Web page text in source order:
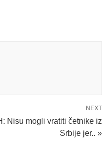
NEXT
Nisu mogli vratiti četnike iz
Srbije jer.. »